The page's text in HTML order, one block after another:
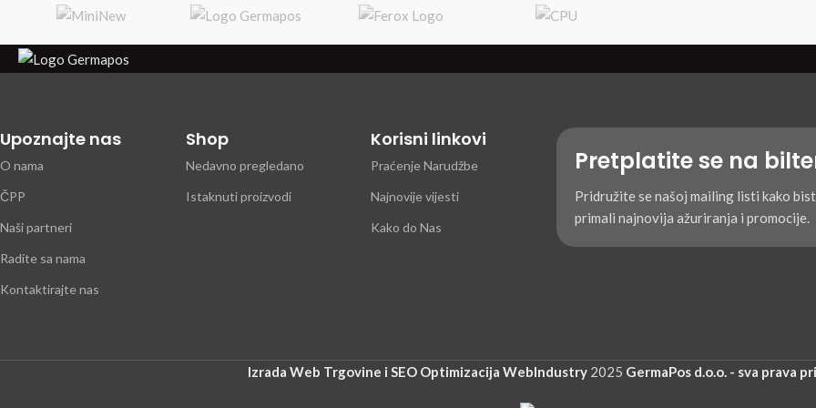
trgovine, skladišta i medicinske
ustanove.
trgovine, skladišta i medicinske
ustanove.
Upoznajte nas
O nama
ČPP
Naši partneri
Radite sa nama
Kontaktirajte nas
Shop
Nedavno pregledano
Istaknuti proizvodi
Korisni linkovi
Praćenje Narudžbe
Najnovije vijesti
Kako do Nas
Pretplatite se na
Pridružite se našoj mailing listi kako
primali najnovija ažuriranja i promocije.
Izrada Web Trgovine i SEO Optimizacija WebIndustry 2025 GermaPos d.o.o. - sva prava